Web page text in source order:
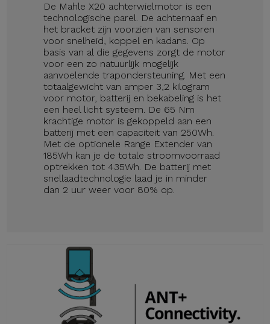
De Mahle X20 achterwielmotor is een
technologische parel. De achternaaf en
het bracket zijn voorzien van sensoren
voor snelheid, koppel en kadans. Op
basis van al die gegevens zorgt de motor
voor een zo natuurlijk mogelijk
aanvoelende trapondersteuning. Met een
totaalgewicht van amper 3,2 kilogram
voor motor, batterij en bekabeling is het
een heel licht systeem. De 65 Nm
krachtige motor is gekoppeld aan een
batterij met een capaciteit van 250Wh.
Met de optionele Range Extender van
185Wh kan je de totale stroomvoorraad
optrekken tot 435Wh. De batterij met
snellaadtechnologie laad je in minder
dan 2 uur weer voor 80% op.